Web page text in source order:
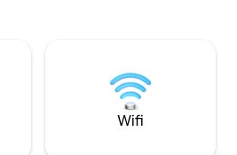
serre of maak
prachtige Glenelg
beschikbaar om
en tot rust te
Wifi